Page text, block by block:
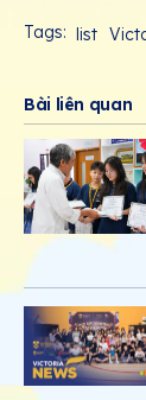
Tags: list
Bài liên quan